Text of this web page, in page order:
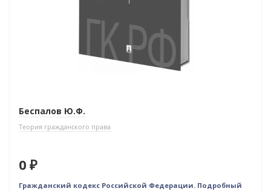
Беспалов Ю.Ф.
Теория гражданского права
0 ₽
Гражданский кодекс Российской Федерации. Подробный